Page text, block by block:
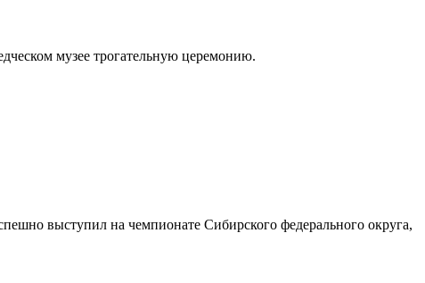
музее трогательную церемонию.
выступил на чемпионате Сибирского федерального округа,